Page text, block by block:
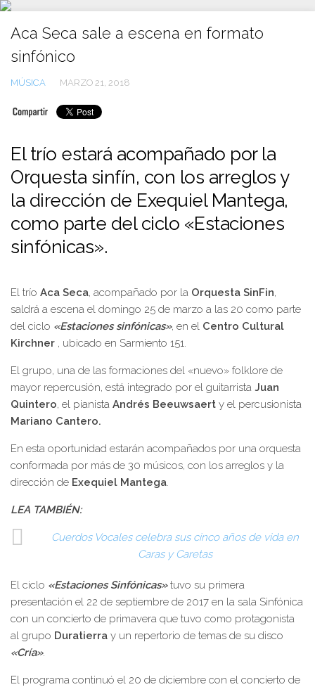
Ir
contenido
Aca Seca sale a escena en formato
sinfónico
MÚSICA MARZO 21, 2018
El trío estará acompañado por la
Orquesta sinfín, con los arreglos y
la dirección de Exequiel Mantega,
como parte del ciclo «Estaciones
sinfónicas».
El trío Aca Seca, acompañado por la Orquesta SinFin,
saldrá a escena el domingo 25 de marzo a las 20 como parte
del ciclo «Estaciones sinfónicas», en el Centro Cultural
Kirchner , ubicado en Sarmiento 151.
El grupo, una de las formaciones del «nuevo» folklore de
mayor repercusión, está integrado por el guitarrista Juan
Quintero, el pianista Andrés Beeuwsaert y el percusionista
Mariano Cantero.
En esta oportunidad estarán acompañados por una orquesta
conformada por más de 30 músicos, con los arreglos y la
dirección de Exequiel Mantega.
LEA TAMBIÉN:
Cuerdos Vocales celebra sus cinco años de vida en
Caras y Caretas
El ciclo «Estaciones Sinfónicas»tuvo su primera
presentación el 22 de septiembre de 2017 en la sala Sinfónica
con un concierto de primavera que tuvo como protagonista
al grupo Duratierra y un repertorio de temas de su disco
«Cría».
El programa continuó el 20 de diciembre con el concierto de